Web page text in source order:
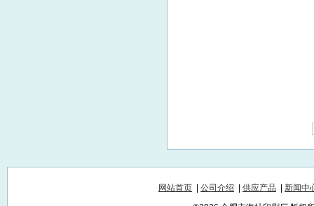
网站首页 公司介绍 供应产品
新闻中